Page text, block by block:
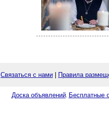
Связаться с нами Правила
Доска объявлений. Бесплатные